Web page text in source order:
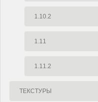
1.10.2
1.11
1.11.2
ТЕКСТУРЫ